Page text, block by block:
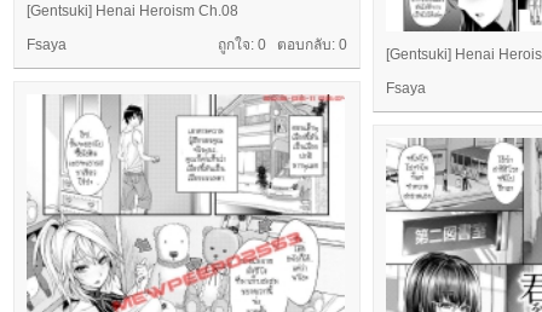
[Gentsuki] Henai Heroism Ch.08
ถูกใจ: 0 ตอบกลับ: 0
Fsaya
[Gentsuki] Henai
Fsaya